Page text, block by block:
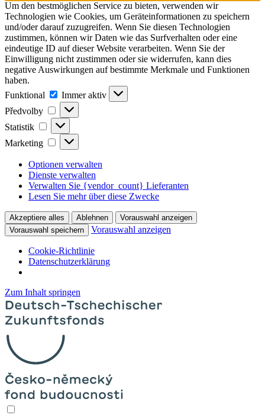
Um den bestmöglichen Service zu bieten, verwenden wir
Technologien wie Cookies, um Geräteinformationen zu speichern
und/oder darauf zuzugreifen. Wenn Sie diesen Technologien
zustimmen, können wir Daten wie das Surfverhalten oder eine
eindeutige ID auf dieser Website verarbeiten. Wenn Sie der
Einwilligung nicht zustimmen oder sie widerrufen, kann dies
negative Auswirkungen auf bestimmte Merkmale und Funktionen
haben.
Funktional
Funktional
Immer aktiv
Předvolby
Předvolby
Statistik Statistik
Marketing Marketing
Optionen verwalten
Dienste verwalten
Verwalten Sie {vendor_count} Lieferanten
Lesen Sie mehr über diese Zwecke
Akzeptiere alles Ablehnen
Vorauswahl anzeigen
Vorauswahl speichern
Vorauswahl anzeigen
Cookie-Richtlinie
Datenschutzerklärung
Zum Inhalt springen
Hlavní
navigace